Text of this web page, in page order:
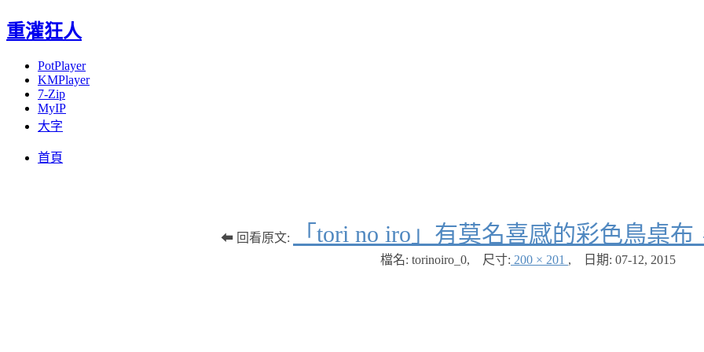
重灌狂人
PotPlayer
KMPlayer
7-Zip
MyIP
大字
首頁
⬅ 回看原文: 「tori no iro」有莫名喜感的彩色鳥桌
檔名: torinoiro_0, 尺寸: 200 × 201 , 日期: 07-12, 2015